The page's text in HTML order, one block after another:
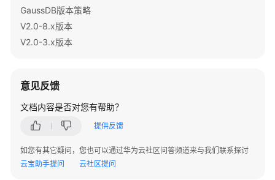
快
速
入
用
指
开
发
GaussDB版本策略
V2.0-8.x版本
V2.0-3.x版本
意见反馈
文档内容是否对您有帮助？
提供反馈
如您有其它疑问，您也可以通过华为云社区问答频道来与我们联系探讨
云宝助手提问
云社区提问